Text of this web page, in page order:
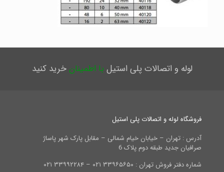
لوله و اتصالات پلی استیل با اطمینانخرید کنید
فروشگاه لوله و اتصالات پلی استیل
آدرس : تهران – خیابان خیام شمالی – مقابل پارک شهر پاساژ
صرافیان جدید طبقه دوم پلاک 6
شماره دفتر فروش تهران : ۳۳۹۶۵۶۵۰ ۰۲۱ – ۳۳۹۹۲۲۸۴ ۰۲۱